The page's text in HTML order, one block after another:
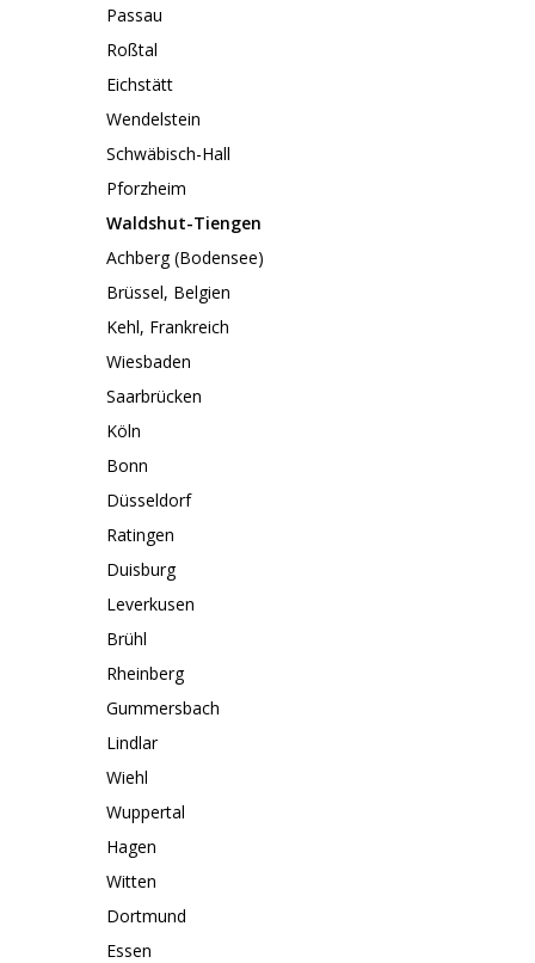
Passau
Roßtal
Eichstätt
Wendelstein
Schwäbisch-Hall
Pforzheim
Waldshut-Tiengen
Achberg (Bodensee)
Brüssel, Belgien
Kehl, Frankreich
Wiesbaden
Saarbrücken
Köln
Bonn
Düsseldorf
Ratingen
Duisburg
Leverkusen
Brühl
Rheinberg
Gummersbach
Lindlar
Wiehl
Wuppertal
Hagen
Witten
Dortmund
Essen